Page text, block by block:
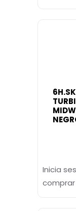
Inicia
comprar